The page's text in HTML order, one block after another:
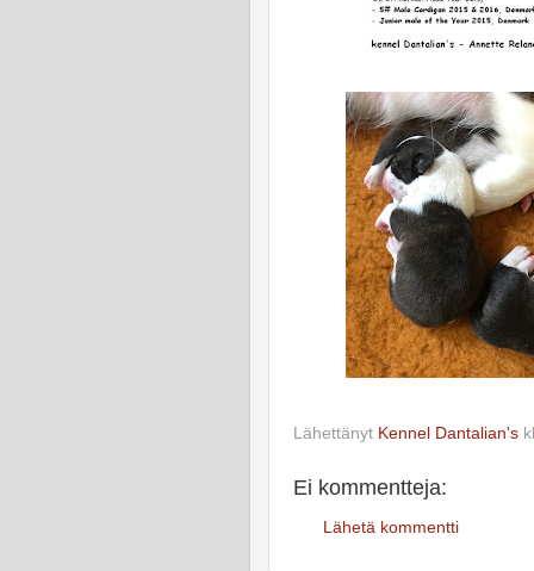
Lähettänyt Kennel Dantalian's
Ei kommentteja:
Lähetä kommentti